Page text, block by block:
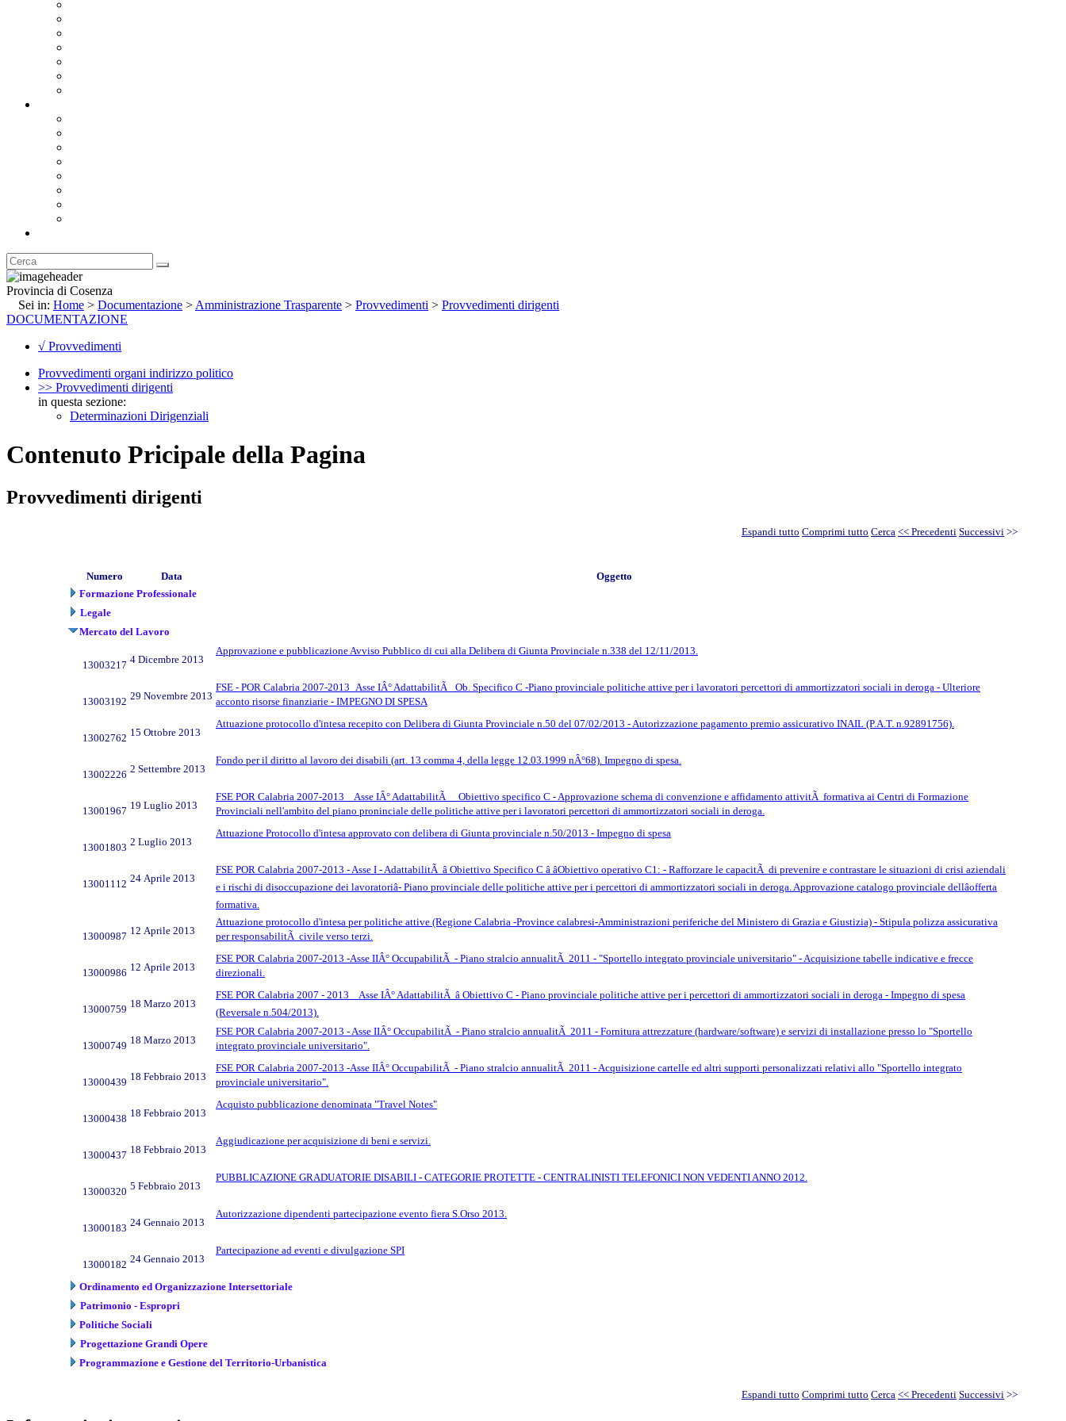
Provincia di Cosenza
Sei in: Home > Documentazione > Amministrazione Trasparente > Provvedimenti > Provvedimenti dirigenti
DOCUMENTAZIONE
√ Provvedimenti
Provvedimenti organi indirizzo politico
>> Provvedimenti dirigenti
in questa sezione:
Determinazioni Dirigenziali
Contenuto Pricipale della Pagina
Provvedimenti dirigenti
Espandi tutto Comprimi tutto Cerca << Precedenti Successivi >>
Numero Data
Oggetto
Formazione Professionale
Legale
Mercato del Lavoro
13003217 4 Dicembre 2013
Approvazione e pubblicazione Avviso Pubblico di cui alla Delibera di Giunta Provinciale n.338 del 12/11/2013.
13003192 29 Novembre 2013
FSE - POR Calabria 2007-2013_Asse IÂ° AdattabilitÃ _Ob. Specifico C -Piano provinciale politiche attive per i lavoratori percettori di ammortizzatori sociali in deroga - Ulteriore
acconto risorse finanziarie - IMPEGNO DI SPESA
13002762 15 Ottobre 2013
Attuazione protocollo d'intesa recepito con Delibera di Giunta Provinciale n.50 del 07/02/2013 - Autorizzazione pagamento premio assicurativo INAIL (P.A.T. n.92891756).
13002226 2 Settembre 2013
Fondo per il diritto al lavoro dei disabili (art. 13 comma 4, della legge 12.03.1999 nÂ°68). Impegno di spesa.
13001967 19 Luglio 2013
FSE POR Calabria 2007-2013 _ Asse IÂ° AdattabilitÃ _ Obiettivo specifico C - Approvazione schema di convenzione e affidamento attivitÃ formativa ai Centri di Formazione
Provinciali nell'ambito del piano proninciale delle politiche attive per i lavoratori percettori di ammortizzatori sociali in deroga.
13001803 2 Luglio 2013
Attuazione Protocollo d'intesa approvato con delibera di Giunta provinciale n.50/2013 - Impegno di spesa
13001112 24 Aprile 2013
FSE POR Calabria 2007-2013 - Asse I - AdattabilitÃ â Obiettivo Specifico C â âObiettivo operativo C1: - Rafforzare le capacitÃ di prevenire e contrastare le situazioni di crisi aziendali
e i rischi di disoccupazione dei lavoratoriâ- Piano provinciale delle politiche attive per i percettori di ammortizzatori sociali in deroga. Approvazione catalogo provinciale dellâofferta
formativa.
13000987 12 Aprile 2013
Attuazione protocollo d'intesa per politiche attive (Regione Calabria -Province calabresi-Amministrazioni periferiche del Ministero di Grazia e Giustizia) - Stipula polizza assicurativa
per responsabilitÃ civile verso terzi.
13000986 12 Aprile 2013
FSE POR Calabria 2007-2013 -Asse IIÂ° OccupabilitÃ - Piano stralcio annualitÃ 2011 - "Sportello integrato provinciale universitario" - Acquisizione tabelle indicative e frecce
direzionali.
13000759 18 Marzo 2013
FSE POR Calabria 2007 - 2013 _ Asse IÂ° AdattabilitÃ â Obiettivo C - Piano provinciale politiche attive per i percettori di ammortizzatori sociali in deroga - Impegno di spesa
(Reversale n.504/2013).
13000749 18 Marzo 2013
FSE POR Calabria 2007-2013 - Asse IIÂ° OccupabilitÃ - Piano stralcio annualitÃ 2011 - Fornitura attrezzature (hardware/software) e servizi di installazione presso lo "Sportello
integrato provinciale universitario".
13000439 18 Febbraio 2013
FSE POR Calabria 2007-2013 -Asse IIÂ° OccupabilitÃ - Piano stralcio annualitÃ 2011 - Acquisizione cartelle ed altri supporti personalizzati relativi allo "Sportello integrato
provinciale universitario".
13000438 18 Febbraio 2013
Acquisto pubblicazione denominata "Travel Notes"
13000437 18 Febbraio 2013
Aggiudicazione per acquisizione di beni e servizi.
13000320 5 Febbraio 2013
PUBBLICAZIONE GRADUATORIE DISABILI - CATEGORIE PROTETTE - CENTRALINISTI TELEFONICI NON VEDENTI ANNO 2012.
13000183 24 Gennaio 2013
Autorizzazione dipendenti partecipazione evento fiera S.Orso 2013.
13000182 24 Gennaio 2013
Partecipazione ad eventi e divulgazione SPI
Ordinamento ed Organizzazione Intersettoriale
Patrimonio - Espropri
Politiche Sociali
Progettazione Grandi Opere
Programmazione e Gestione del Territorio-Urbanistica
Espandi tutto Comprimi tutto Cerca << Precedenti Successivi >>